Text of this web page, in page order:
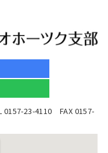
0157-23-4110 FAX 0157-